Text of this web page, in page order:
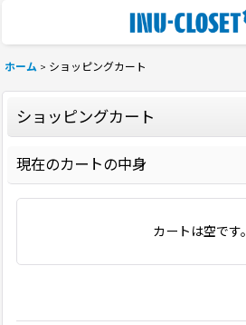
ホーム > ショッピングカート
ショッピングカート
現在のカートの中身
カートは空です。